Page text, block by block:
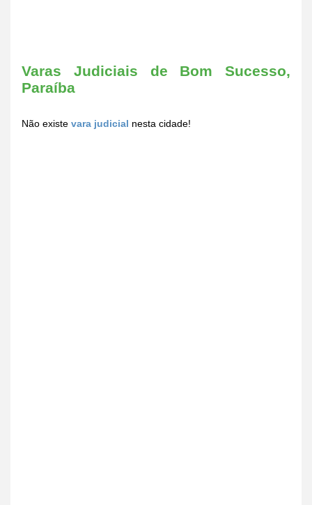
Varas Judiciais de Bom Sucesso,
Paraíba
Não existe vara judicial nesta cidade!